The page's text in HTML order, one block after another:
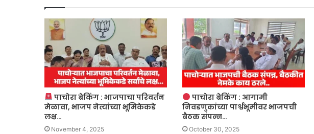
पाचोरा ब्रेकिंग : भाजपाचा परिवर्तन
मेळावा, भाजप नेत्यांच्या भूमिकेकडे
लक्ष…
November 4, 2025
पाचोरा ब्रेकिंग : आगामी
निवडणुकांच्या पार्श्वभूमीवर भाजपची
बैठक संपन्न…
October 30, 2025